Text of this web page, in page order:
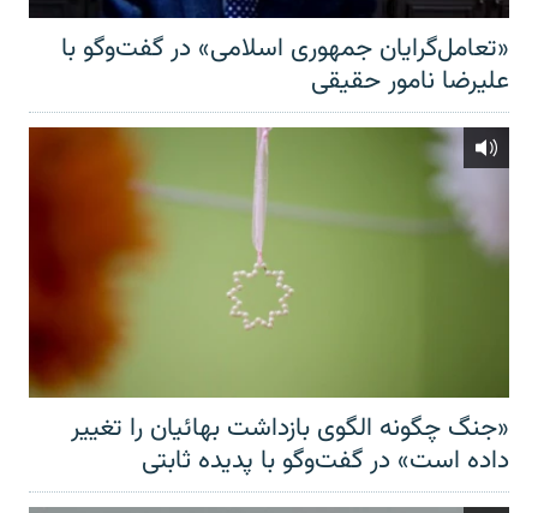
«تعامل‌گرایان جمهوری اسلامی» در گفت‌وگو با
علیرضا نامور حقیقی
«جنگ چگونه الگوی بازداشت بهائیان را تغییر
داده است» در گفت‌وگو با پدیده ثابتی